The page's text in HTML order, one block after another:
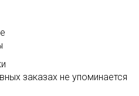
заказах не упоминается